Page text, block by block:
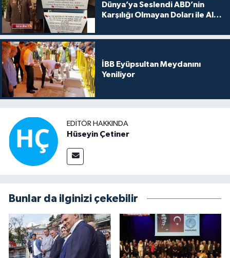
Dünya’ya Seslendi ABD’nin
Karşılığı Olmayan Doları ile Alış
İBB Eyüpsultan Meydanını
Yeniliyor
EDITÖR HAKKINDA
Hüseyin Çetiner
Bunlar da ilginizi çekebilir